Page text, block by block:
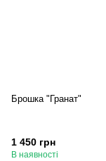
Брошка "Гранат"
1 450 грн
В наявності